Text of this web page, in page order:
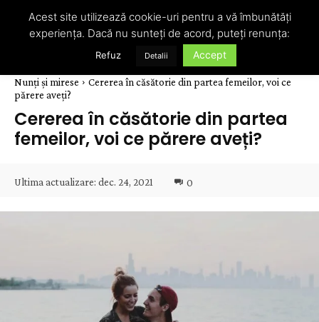
Nunți și mirese
Cererea în căsătorie din partea femeilor, voi ce
părere aveți?
Cererea în căsătorie din partea
femeilor, voi ce părere aveți?
Ultima actualizare: dec. 24, 2021 0
Acest site utilizează cookie-uri pentru a vă îmbunătăți
experiența. Dacă nu sunteți de acord, puteți renunța:
Refuz Detalii Accept